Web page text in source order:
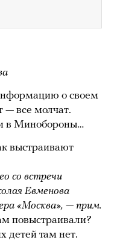
о своем
— все молчат.
в Минобороны…
выстраивают
со встречи
Евменова
«Москва», — прим.
повыстраивали?
детей там нет.